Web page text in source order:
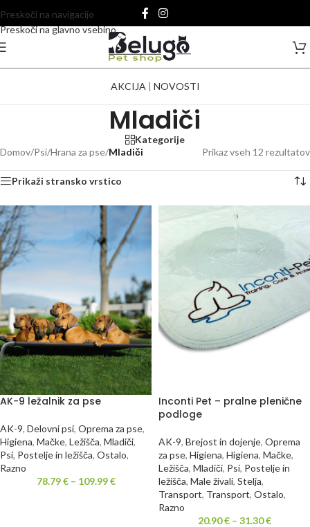
Preskoči na navigacijo
Preskoči na glavno vsebino
AKCIJA | NOVOSTI
Mladiči
Kategorije
Domov/Psi/Hrana za pse/Mladiči Prikaz vseh 12 rezultatov
Prikaži stransko vrstico
AK-9 ležalnik za pse
AK-9, Delovni psi, Oprema za pse,
Higiena, Mačke, Ležišča, Mladiči,
Psi, Postelje in ležišča, Ostalo,
Razno
78.79€ – 109.99€
Inconti Pet – pralne plenične
podloge
AK-9, Brejost in dojenje, Oprema
za pse, Higiena, Higiena, Mačke,
Ležišča, Mladiči, Psi, Postelje in
ležišča, Male živali, Stelja,
Transport, Transport, Ostalo,
Razno
20.90€ – 31.30€